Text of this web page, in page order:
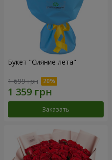
Букет "Сияние лета"
1 699 грн
Заказать